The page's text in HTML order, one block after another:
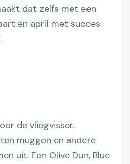
dat zelfs met een
en april met succes
de vliegvisser.
muggen en andere
uit. Een Olive Dun, Blue